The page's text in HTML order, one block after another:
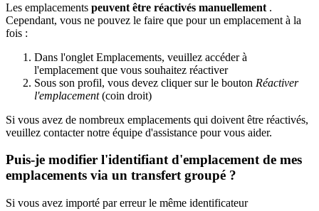
Les emplacements peuvent être réactivés manuellement .
Cependant, vous ne pouvez le faire que pour un emplacement à la
fois :
Dans l'onglet Emplacements, veuillez accéder à
l'emplacement que vous souhaitez réactiver
Sous son profil, vous devez cliquer sur le bouton Réactiver
l'emplacement(coin droit)
Si vous avez de nombreux emplacements qui doivent être réactivés,
veuillez contacter notre équipe d'assistance pour vous aider.
Puis-je modifier l'identifiant d'emplacement de mes
emplacements via un transfert groupé ?
Si vous avez importé par erreur le même identificateur